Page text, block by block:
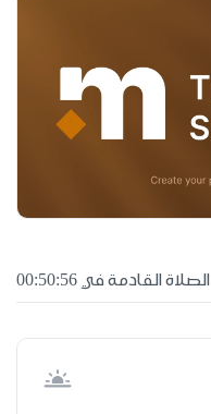
الصلاة القادمة في 00:50:55